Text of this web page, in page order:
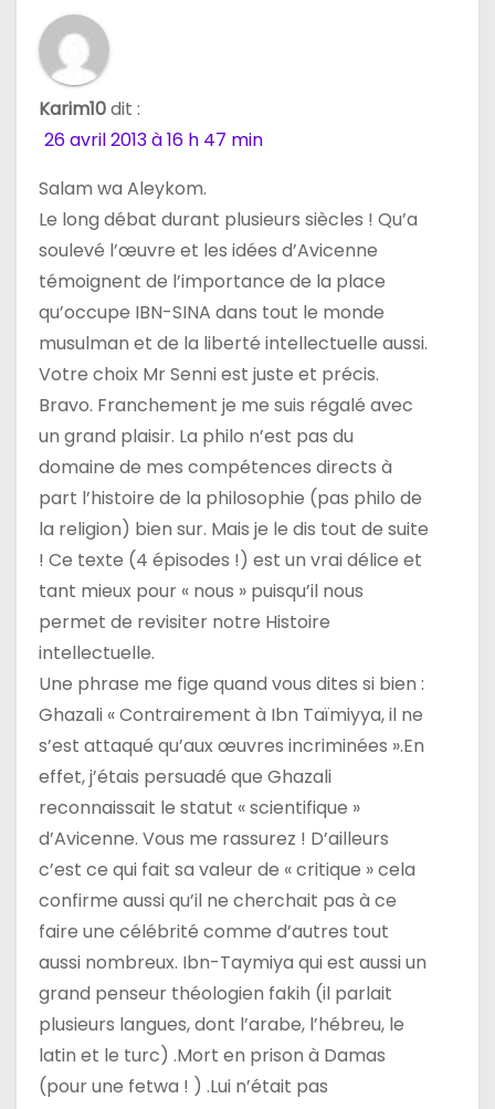
Karim10dit :
26 avril 2013 à 16 h 47 min
Salam wa Aleykom.
Le long débat durant plusieurs siècles ! Qu’a
soulevé l’œuvre et les idées d’Avicenne
témoignent de l’importance de la place
qu’occupe IBN-SINA dans tout le monde
musulman et de la liberté intellectuelle aussi.
Votre choix Mr Senni est juste et précis.
Bravo. Franchement je me suis régalé avec
un grand plaisir. La philo n’est pas du
domaine de mes compétences directs à
part l’histoire de la philosophie (pas philo de
la religion) bien sur. Mais je le dis tout de suite
! Ce texte (4 épisodes !) est un vrai délice et
tant mieux pour « nous » puisqu’il nous
permet de revisiter notre Histoire
intellectuelle.
Une phrase me fige quand vous dites si bien :
Ghazali « Contrairement à Ibn Taïmiyya, il ne
s’est attaqué qu’aux œuvres incriminées ».En
effet, j’étais persuadé que Ghazali
reconnaissait le statut « scientifique »
d’Avicenne. Vous me rassurez ! D’ailleurs
c’est ce qui fait sa valeur de « critique » cela
confirme aussi qu’il ne cherchait pas à ce
faire une célébrité comme d’autres tout
aussi nombreux. Ibn-Taymiya qui est aussi un
grand penseur théologien fakih (il parlait
plusieurs langues, dont l’arabe, l’hébreu, le
latin et le turc) .Mort en prison à Damas
(pour une fetwa ! ) .Lui n’était pas